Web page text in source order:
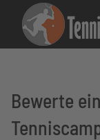
Bewerte